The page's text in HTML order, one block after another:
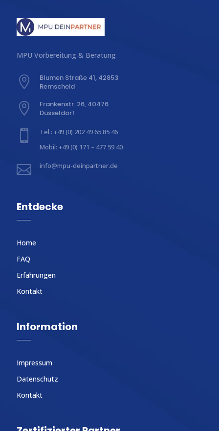
MPU Vorbereitung & Beratung

Blumen Straße 41, 42853
Remscheid

Frankenstr. 26, 40476
Düsseldorf

Tel.: +49 (0) 202 49 65 85 46
Mobil: +49 (0) 171 – 477 59 40
 info@mpu-deinpartner.de
Entdecke
Home
FAQ
Erfahrungen
Kontakt
Information
Impressum
Datenschutz
Kontakt